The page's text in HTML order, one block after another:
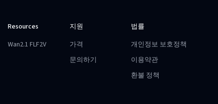
Resources
Wan2.1 FLF2V
지원
가격
문의하기
법률
개인정보 보호정책
이용약관
환불 정책